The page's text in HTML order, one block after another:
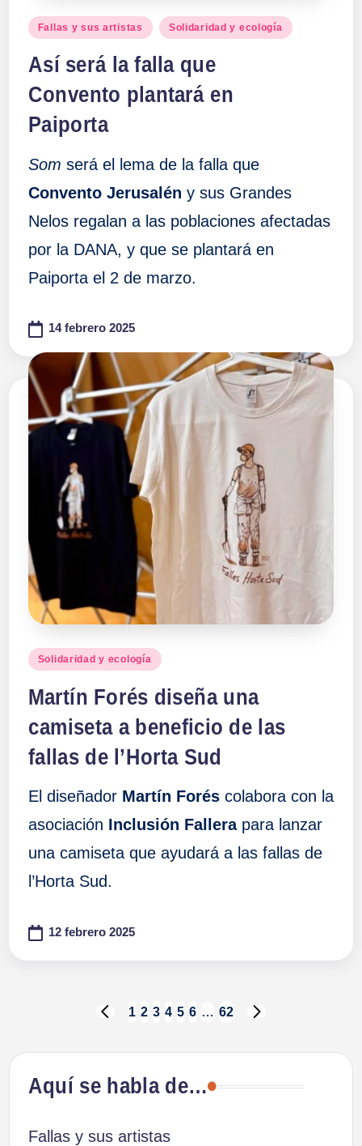
Publicado
Fallas y sus artistas Solidaridad y ecología
Así será la falla que
Convento plantará en
Paiporta
Som será el lema de la falla que
Convento Jerusalén y sus Grandes
Nelos regalan a las poblaciones afectadas
por la DANA, y que se plantará en
Paiporta el 2 de marzo.
14 febrero 2025
Publicado
Solidaridad y ecología
Martín Forés diseña una
camiseta a beneficio de las
fallas de l’Horta Sud
El diseñador Martín Forés colabora con la
asociación Inclusión Fallerapara lanzar
una camiseta que ayudará a las fallas de
l’Horta Sud.
12 febrero 2025
Paginación
de
entradas
PÁGINA
1 2 3 4 5 6 … 62
Aquí se habla de…
Fallas y sus artistas